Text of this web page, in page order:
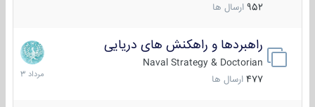
952 ارسال ها
راهبردها و راهکنش های دریایی
Naval Strategy & Doctorian
477 ارسال ها
2
مرداد
1403